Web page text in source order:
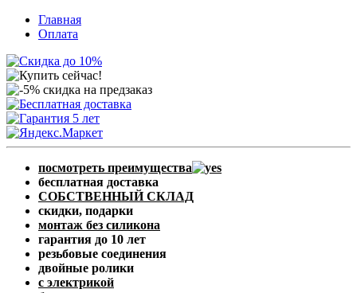
Главная
Оплата
посмотреть преимущества
бесплатная доставка
СОБСТВЕННЫЙ СКЛАД
скидки, подарки
монтаж без силикона
гарантия до 10 лет
резьбовые соединения
двойные ролики
с электрикой